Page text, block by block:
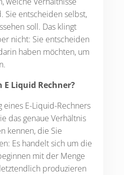
Sie entscheiden selbst,
soll. Das klingt
nicht: Sie entscheiden
haben möchten, um
E Liquid Rechner?
eines E-Liquid-Rechners
das genaue Verhältnis
kennen, die Sie
Es handelt sich um die
mit der Menge
produzieren